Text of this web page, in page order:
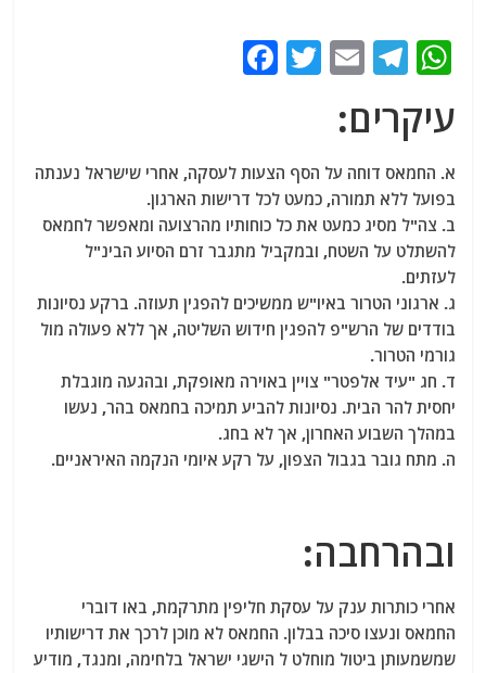
W
at
s
A
p
p
T
e
g
ra
m
E
l
T
er
e
b
o
o
k
עיקרים:
א. החמאס דוחה על הסף הצעות לעסקה, אחרי שישראל נענתה
בפועל ללא תמורה, כמעט לכל דרישות הארגון.
ב. צה"ל מסיג כמעט את כל כוחותיו מהרצועה ומאפשר לחמאס
להשתלט על השטח, ובמקביל מתגבר זרם הסיוע הבינ"ל
לעזתים.
ג. ארגוני הטרור באיו"ש ממשיכים להפגין תעוזה. ברקע נסיונות
בודדים של הרש"פ להפגין חידוש השליטה, אך ללא פעולה מול
גורמי הטרור.
ד. חג "עיד אלפטר" צויין באוירה מאופקת, ובהגעה מוגבלת
יחסית להר הבית. נסיונות להביע תמיכה בחמאס בהר, נעשו
במהלך השבוע האחרון, אך לא בחג.
ה. מתח גובר בגבול הצפון, על רקע איומי הנקמה האיראניים.
ובהרחבה:
אחרי כותרות ענק על עסקת חליפין מתרקמת, באו דוברי
החמאס ונעצו סיכה בבלון. החמאס לא מוכן לרכך את דרישותיו
שמשמעותן ביטול מוחלט ל הישגי ישראל בלחימה, ומנגד, מודיע